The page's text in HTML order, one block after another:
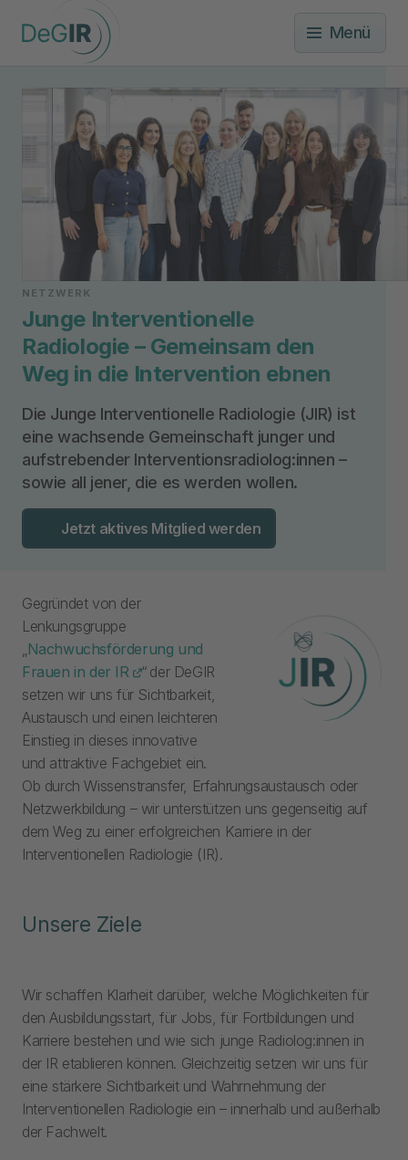
Menü
NETZWERK
Junge Interventionelle
Radiologie – Gemeinsam den
Weg in die Intervention ebnen
Die Junge Interventionelle Radiologie (JIR) ist
eine wachsende Gemeinschaft junger und
aufstrebender Interventionsradiolog:innen –
sowie all jener, die es werden wollen.
Jetzt aktives Mitglied werden
Gegründet von der
Lenkungsgruppe
„Nachwuchsförderung und
Frauen in der IR
“ der DeGIR
setzen wir uns für Sichtbarkeit,
Austausch und einen leichteren
Einstieg in dieses innovative
und attraktive Fachgebiet ein.
Ob durch Wissenstransfer, Erfahrungsaustausch oder
Netzwerkbildung – wir unterstützen uns gegenseitig auf
dem Weg zu einer erfolgreichen Karriere in der
Interventionellen Radiologie (IR).
Unsere Ziele
Wir schaffen Klarheit darüber, welche Möglichkeiten für
den Ausbildungsstart, für Jobs, für Fortbildungen und
Karriere bestehen und wie sich junge Radiolog:innen in
der IR etablieren können. Gleichzeitig setzen wir uns für
eine stärkere Sichtbarkeit und Wahrnehmung der
Interventionellen Radiologie ein – innerhalb und außerhalb
der Fachwelt.